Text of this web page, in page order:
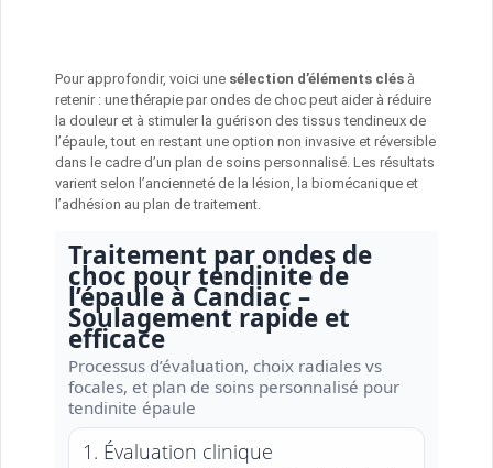
Pour approfondir, voici une sélection d’éléments clésà
retenir : une thérapie par ondes de choc peut aider à réduire
la douleur et à stimuler la guérison des tissus tendineux de
l’épaule, tout en restant une option non invasive et réversible
dans le cadre d’un plan de soins personnalisé. Les résultats
varient selon l’ancienneté de la lésion, la biomécanique et
l’adhésion au plan de traitement.
Traitement par ondes de
choc pour tendinite de
l’épaule à Candiac –
Soulagement rapide et
efficace
Processus d’évaluation, choix radiales vs
focales, et plan de soins personnalisé pour
tendinite épaule
1. Évaluation clinique